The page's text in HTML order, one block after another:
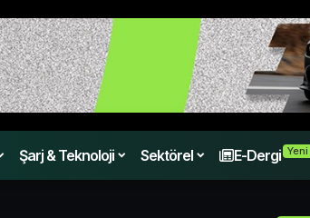
Şarj & Teknoloji Sektörel E-Dergi Yeni